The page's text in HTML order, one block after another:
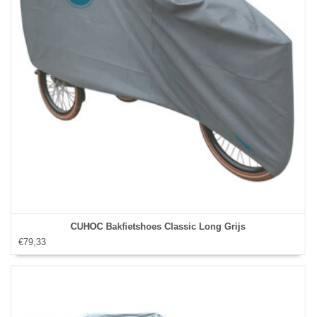
CUHOC Bakfietshoes Classic Long Grijs
€79,33